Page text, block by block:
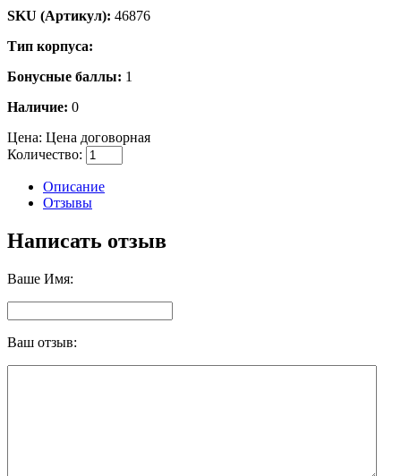
SKU (Артикул): 46876
Тип корпуса:
Бонусные баллы: 1
Наличие: 0
Цена: Цена договорная
Количество:
Описание
Отзывы
Написать отзыв
Ваше Имя:
Ваш отзыв: